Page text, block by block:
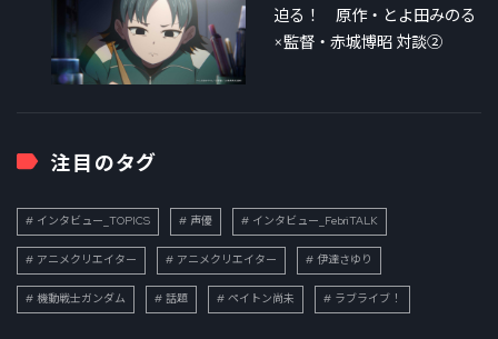
迫る！ 原作・とよ田みのる
×監督・赤城博昭 対談②
注目のタグ
インタビュー_TOPICS 声優 インタビュー_FebriTALK
アニメクリエイター アニメクリエイター 伊達さゆり
機動戦士ガンダム 話題 ペイトン尚未 ラブライブ！